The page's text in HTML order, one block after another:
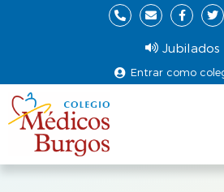
Entrar como
Jubilados